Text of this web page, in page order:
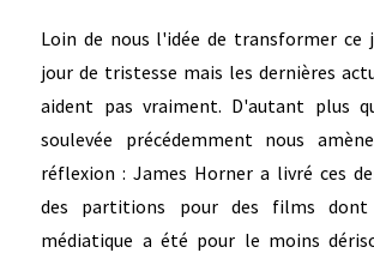
Loin de nous l'idée de transformer ce
jour de tristesse mais les dernières
aident pas vraiment. D'autant plus
soulevée précédemment nous
réflexion : James Horner a livré ces
des partitions pour des films dont
médiatique a été pour le moins